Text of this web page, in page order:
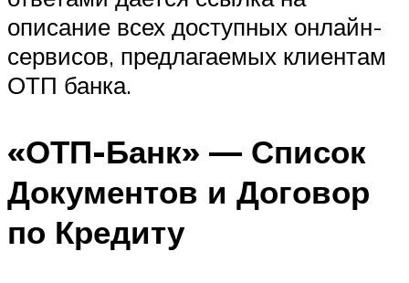
описание всех доступных онлайн-
сервисов, предлагаемых клиентам
ОТП банка.
«ОТП-Банк» — Список
Документов и Договор
по Кредиту